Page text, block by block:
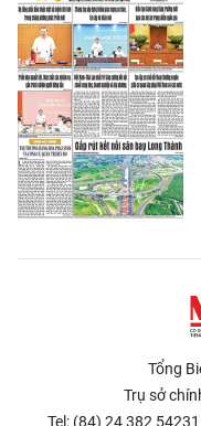
Tổng
Trụ sở
Tel: (84) 24 382